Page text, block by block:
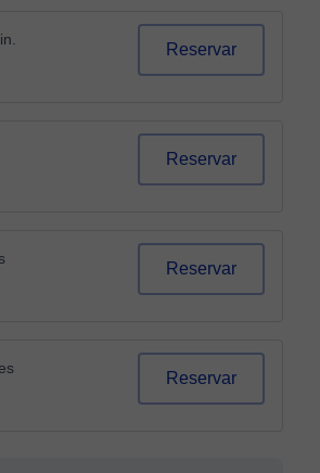
Reservar
Reservar
Reservar
Reservar